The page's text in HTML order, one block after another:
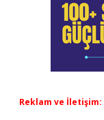
Reklam ve İletişim: